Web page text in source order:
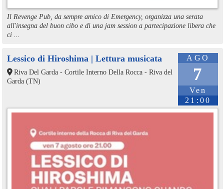
Il Revenge Pub, da sempre amico di Emergency, organizza una serata
all'insegna del buon cibo e di una jam session a partecipazione libera che
ci ...
AGO
7
Ven
21:00
Lessico di Hiroshima | Lettura musicata
Riva Del Garda - Cortile Interno Della Rocca - Riva del
Garda (TN)